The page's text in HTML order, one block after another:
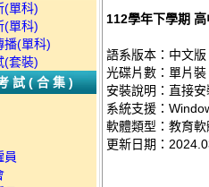
(單科)
(單科)
播(單科)
(套裝)
試(合集)
員
112學年下學期
語系版本：中文版
光碟片數：單片裝
安裝說明：直接安
系統支援：
軟體類型：教育軟
更新日期：